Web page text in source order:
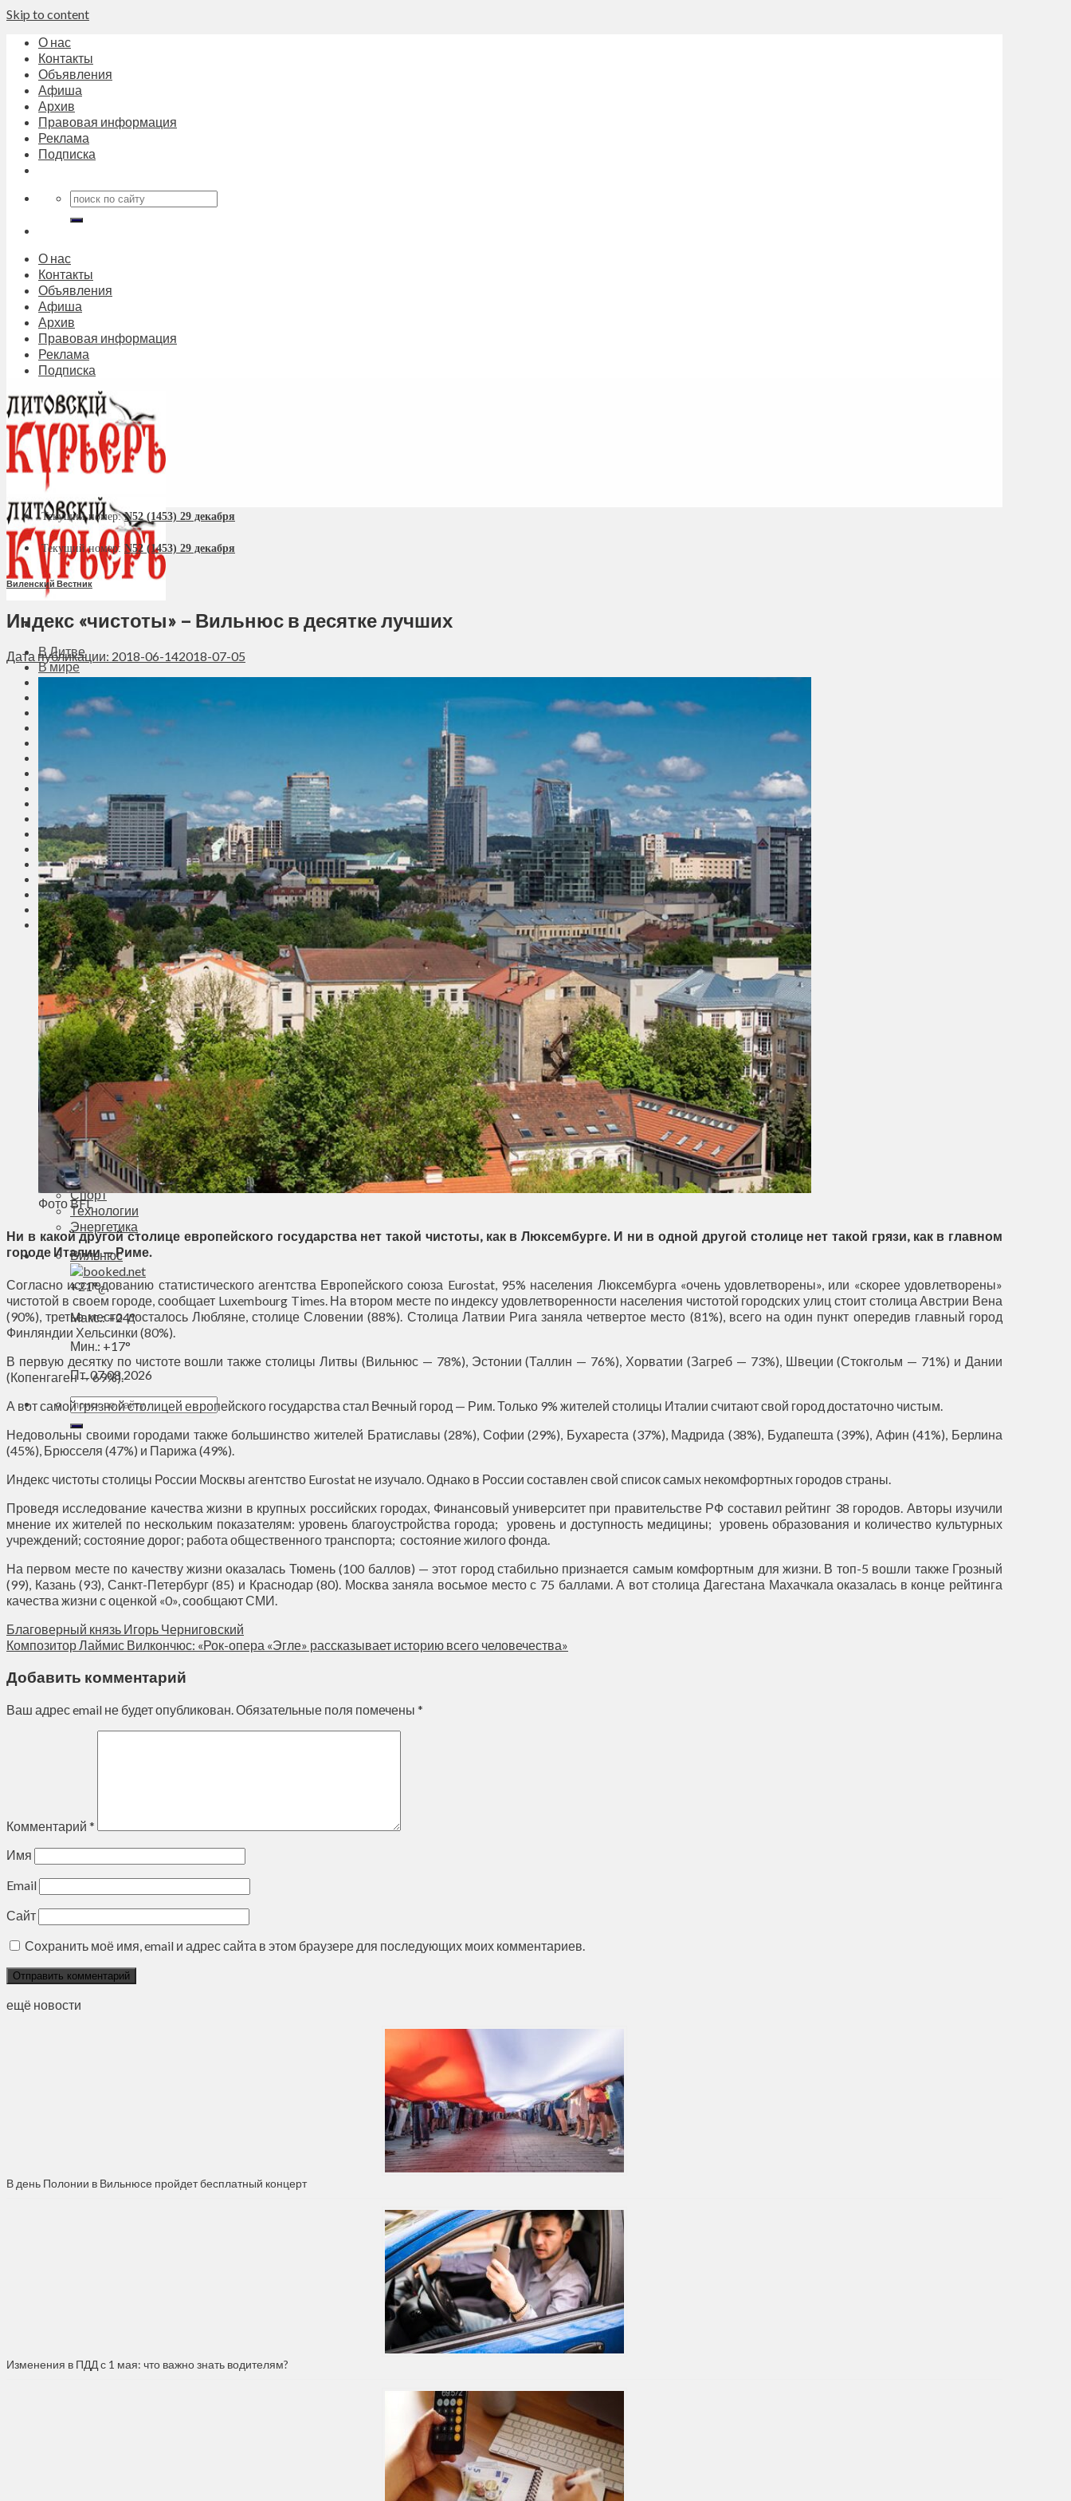
Skip to content
О нас
Контакты
Объявления
Афиша
Архив
Правовая информация
Реклама
Подписка
О нас
Контакты
Объявления
Афиша
Архив
Правовая информация
Реклама
Подписка
В Литве
В мире
Политика
Экономика
Бизнес
Общество
Мнения
Клайпеда
Висагинас
Регионы
Соседи
Транспорт
Выбор читателей
Калейдоскоп
Армия
Сейм Литвы
Культура
Больше
Фоторепортаж
Туризм
ЛК рекомендует
Сеньорам
Образование
Здравоохранение
Экология
Происшествия
Приграничье
Деньги
Визиты
Выборы
Агроновости
Едим дома
Ищу семью
Духовное пространство
Спорт
Технологии
Энергетика
Вильнюс
+21°C
Макс.:+24°
Мин.: +17°
Пт, 07.08.2026
Текущий номер:N52 (1453) 29 декабря
Текущий номер: N52 (1453) 29 декабря
Виленский Вестник
Индекс «чистоты» – Вильнюс в десятке лучших
Дата публикации: 2018-06-142018-07-05
Фото BFL
Ни в какой другой столице европейского государства нет такой чистоты, как в Люксембурге. И ни в одной другой столице нет такой грязи, как в главном
городе Италии — Риме.
Согласно исследованию статистического агентства Европейского союза Eurostat, 95% населения Люксембурга «очень удовлетворены», или «скорее удовлетворены»
чистотой в своем городе, сообщает Luxembourg Times. На втором месте по индексу удовлетворенности населения чистотой городских улиц стоит столица Австрии Вена
(90%), третье место досталось Любляне, столице Словении (88%). Столица Латвии Рига заняла четвертое место (81%), всего на один пункт опередив главный город
Финляндии Хельсинки (80%).
В первую десятку по чистоте вошли также столицы Литвы (Вильнюс — 78%), Эстонии (Таллин — 76%), Хорватии (Загреб — 73%), Швеции (Стокгольм — 71%) и Дании
(Копенгаген — 69%).
А вот самой грязной столицей европейского государства стал Вечный город — Рим. Только 9% жителей столицы Италии считают свой город достаточно чистым.
Недовольны своими городами также большинство жителей Братиславы (28%), Софии (29%), Бухареста (37%), Мадрида (38%), Будапешта (39%), Афин (41%), Берлина
(45%), Брюсселя (47%) и Парижа (49%).
Индекс чистоты столицы России Москвы агентство Eurostat не изучало. Однако в России составлен свой список самых некомфортных городов страны.
Проведя исследование качества жизни в крупных российских городах, Финансовый университет при правительстве РФ составил рейтинг 38 городов. Авторы изучили
мнение их жителей по нескольким показателям: уровень благоустройства города; уровень и доступность медицины; уровень образования и количество культурных
учреждений; состояние дорог; работа общественного транспорта; состояние жилого фонда.
На первом месте по качеству жизни оказалась Тюмень (100 баллов) — этот город стабильно признается самым комфортным для жизни. В топ-5 вошли также Грозный
(99), Казань (93), Санкт-Петербург (85) и Краснодар (80). Москва заняла восьмое место с 75 баллами. А вот столица Дагестана Махачкала оказалась в конце рейтинга
качества жизни с оценкой «0», сообщают СМИ.
Благоверный князь Игорь Черниговский
Композитор Лаймис Вилкончюс: «Рок-опера «Эгле» рассказывает историю всего человечества»
Добавить комментарий
Ваш адрес email не будет опубликован.Обязательные поля помечены *
Комментарий *
Имя
Email
Сайт
Сохранить моё имя, email и адрес сайта в этом браузере для последующих моих комментариев.
ещё новости
В день Полонии в Вильнюсе пройдет бесплатный концерт
Изменения в ПДД с 1 мая: что важно знать водителям?